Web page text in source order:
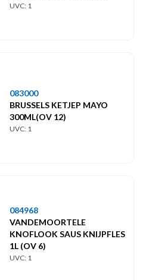
UVC: 1
083000
BRUSSELS KETJEP MAYO
300ML(OV 12)
UVC: 1
084968
VANDEMOORTELE
KNOFLOOK SAUS KNIJPFLES
1L (OV 6)
UVC: 1